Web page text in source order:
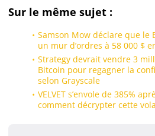
Sur le même sujet :
Samson Mow déclare que le
un mur d’ordres à 58 000 $
Strategy devrait vendre 3
Bitcoin pour regagner la
selon Grayscale
VELVET s’envole de 385%
comment décrypter cette